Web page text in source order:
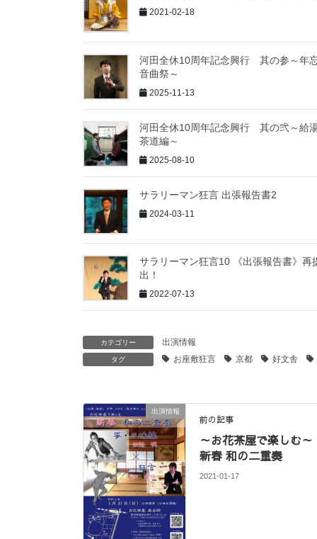
2021-02-18
河田全休10周年記念興行 其の参～年
音曲祭～
2025-11-13
河田全休10周年記念興行 其の弐～給
茶道編～
2025-08-10
サラリーマン狂言 出張報告書2
2024-03-11
サラリーマン狂言10 《出張報告書》再
出！
2022-07-13
カテゴリー 出演情報
タグ お座敷狂言 京都 好文舎
出演情報
前の記事
～お花茶屋で楽しむ～
新春 和の二重奏
2021-01-17